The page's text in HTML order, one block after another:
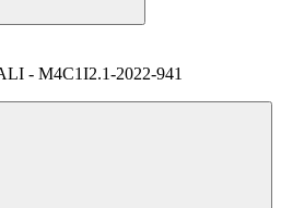
- M4C1I2.1-2022-941